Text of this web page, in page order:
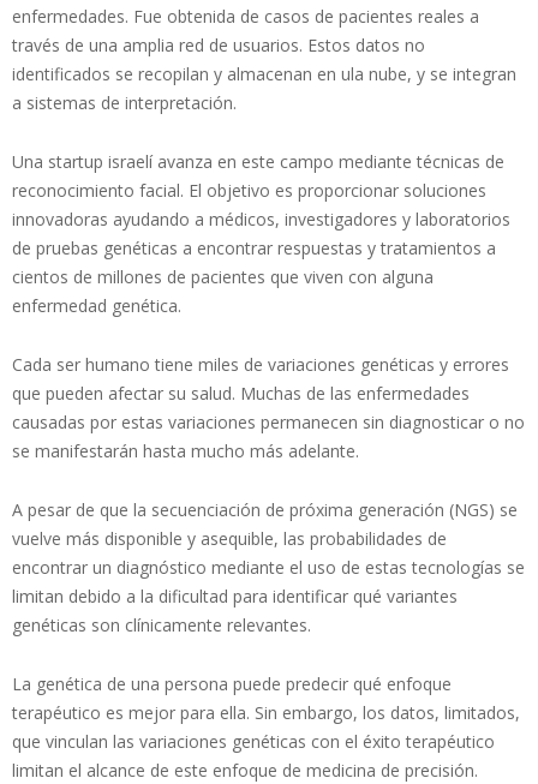
enfermedades. Fue obtenida de casos de pacientes reales a
través de una amplia red de usuarios. Estos datos no
identificados se recopilan y almacenan en ula nube, y se integran
a sistemas de interpretación.
Una startup israelí avanza en este campo mediante técnicas de
reconocimiento facial. El objetivo es proporcionar soluciones
innovadoras ayudando a médicos, investigadores y laboratorios
de pruebas genéticas a encontrar respuestas y tratamientos a
cientos de millones de pacientes que viven con alguna
enfermedad genética.
Cada ser humano tiene miles de variaciones genéticas y errores
que pueden afectar su salud. Muchas de las enfermedades
causadas por estas variaciones permanecen sin diagnosticar o no
se manifestarán hasta mucho más adelante.
A pesar de que la secuenciación de próxima generación (NGS) se
vuelve más disponible y asequible, las probabilidades de
encontrar un diagnóstico mediante el uso de estas tecnologías se
limitan debido a la dificultad para identificar qué variantes
genéticas son clínicamente relevantes.
La genética de una persona puede predecir qué enfoque
terapéutico es mejor para ella. Sin embargo, los datos, limitados,
que vinculan las variaciones genéticas con el éxito terapéutico
limitan el alcance de este enfoque de medicina de precisión.